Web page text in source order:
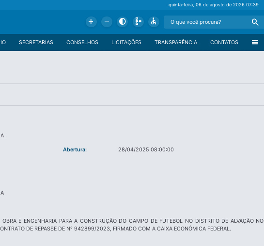
quinta-feira, 06 de agosto de 202607:39
Add Remove Contrast Schema Accessible Search
menu
CONTATOS
TRANSPARÊNCIA
LICITAÇÕES
CONSELHOS
SECRETARIAS
Abertura: 28/04/2025 08:00:00
E ENGENHARIA PARA A CONSTRUÇÃO DO CAMPO DE FUTEBOL NO DISTRITO DE ALVAÇÃO NO
DE REPASSE DE Nº 942899/2023, FIRMADO COM A CAIXA ECONÔMICA FEDERAL.